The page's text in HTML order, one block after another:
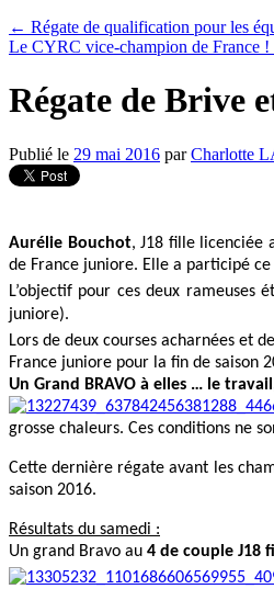
← Régate de qualification pour les
Le CYRC vice-champion de France !
Régate de Brive
Publié le 29 mai 2016 par Charlotte
Aurélie Bouchot, J18 fille licenciée
de France juniore. Elle a participé
L’objectif pour ces deux rameuses
juniore).
Lors de deux courses acharnées et
France juniore pour la fin de saison
Un Grand BRAVO à elles … le
grosse chaleurs. Ces conditions ne
Cette dernière régate avant les
saison 2016.
Résultats du samedi :
Un grand Bravo au 4 de couple J18